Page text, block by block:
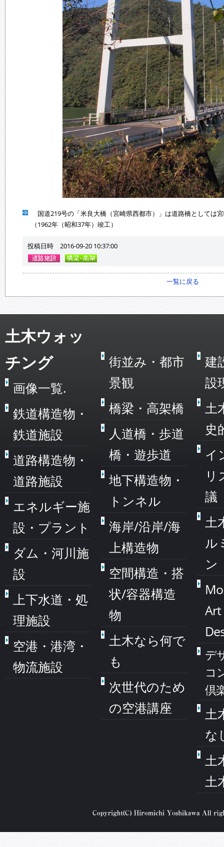
国道219号の「米良大橋（宮崎県西都市）」は道路橋としては
（1962年（昭和37年）竣工）
投稿日時 2016-09-20 10:37:00
一覧に戻る
土木ウォッ
チング
画像一覧.
鉄道構造物・
鉄道施設
道路構造物・
道路施設
エネルギー施
設・プラント
ダム・河川施
設
上下水道・処
理施設
空港・港湾・
物流施設
街並み・都市
景観
橋梁・高架橋
人道橋・歩道
橋・遊歩道
地下構造物・
トンネル
海岸/沿岸/海
上構造物
空間構造・搭
状/容器構造
物
土木なら何で
も
次世代のため
の空港講座
建
設
土
史
イ
リ
議
土
ル
ン
デ
コ
倶
土
な
土
土